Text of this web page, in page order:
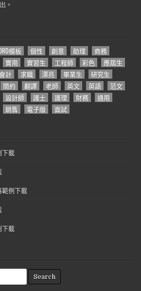
。
模板 個性 創意 助理
商務
實用 實習生 工程師 彩色
應屆生
會計 求職 漂亮 畢業生
研究生
簡約 翻譯 老師 英文 英語
范文
設計師 護士 護理 財務
通用
銷售 電子版 面試
下載
範例下載
下載